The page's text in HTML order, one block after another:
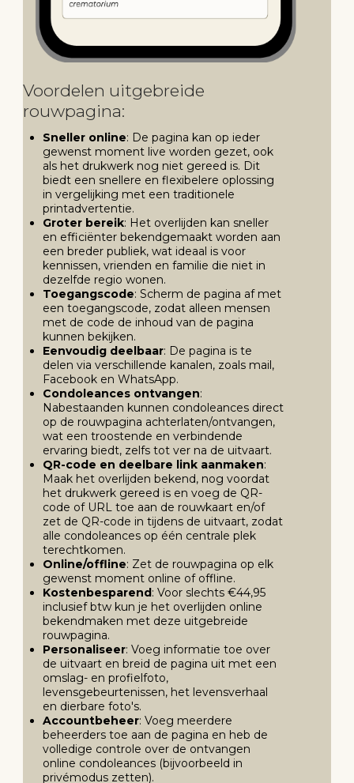
Voordelen uitgebreide
rouwpagina:
Sneller online: De pagina kan op ieder
gewenst moment live worden gezet, ook
als het drukwerk nog niet gereed is. Dit
biedt een snellere en flexibelere oplossing
in vergelijking met een traditionele
printadvertentie.
Groter bereik: Het overlijden kan sneller
en efficiënter bekendgemaakt worden aan
een breder publiek, wat ideaal is voor
kennissen, vrienden en familie die niet in
dezelfde regio wonen.
Toegangscode: Scherm de pagina af met
een toegangscode, zodat alleen mensen
met de code de inhoud van de pagina
kunnen bekijken.
Eenvoudig deelbaar: De pagina is te
delen via verschillende kanalen, zoals mail,
Facebook en WhatsApp.
Condoleances ontvangen:
Nabestaanden kunnen condoleances direct
op de rouwpagina achterlaten/ontvangen,
wat een troostende en verbindende
ervaring biedt, zelfs tot ver na de uitvaart.
QR-code en deelbare link aanmaken:
Maak het overlijden bekend, nog voordat
het drukwerk gereed is en voeg de QR-
code of URL toe aan de rouwkaart en/of
zet de QR-code in tijdens de uitvaart, zodat
alle condoleances op één centrale plek
terechtkomen.
Online/offline: Zet de rouwpagina op elk
gewenst moment online of offline.
Kostenbesparend: Voor slechts €44,95
inclusief btw kun je het overlijden online
bekendmaken met deze uitgebreide
rouwpagina.
Personaliseer: Voeg informatie toe over
de uitvaart en breid de pagina uit met een
omslag- en profielfoto,
levensgebeurtenissen, het levensverhaal
en dierbare foto's.
Accountbeheer: Voeg meerdere
beheerders toe aan de pagina en heb de
volledige controle over de ontvangen
online condoleances (bijvoorbeeld in
privémodus zetten).